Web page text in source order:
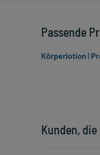
Kunden,
Passende
Körperlotion |